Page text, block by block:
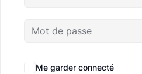
Me garder connecté